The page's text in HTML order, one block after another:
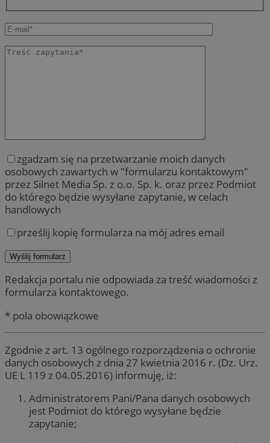
zgadzam się na przetwarzanie moich danych
osobowych zawartych w "formularzu kontaktowym"
przez Silnet Media Sp. z o.o. Sp. k. oraz przez Podmiot
do którego będzie wysyłane zapytanie, w celach
handlowych
prześlij kopię formularza na mój adres email
Redakcja portalu nie odpowiada za treść wiadomości z
formularza kontaktowego.
* pola obowiązkowe
Zgodnie z art. 13 ogólnego rozporządzenia o ochronie
danych osobowych z dnia 27 kwietnia 2016 r. (Dz. Urz.
UE L 119 z 04.05.2016) informuję, iż:
Administratorem Pani/Pana danych osobowych
jest Podmiot do którego wysyłane będzie
zapytanie;